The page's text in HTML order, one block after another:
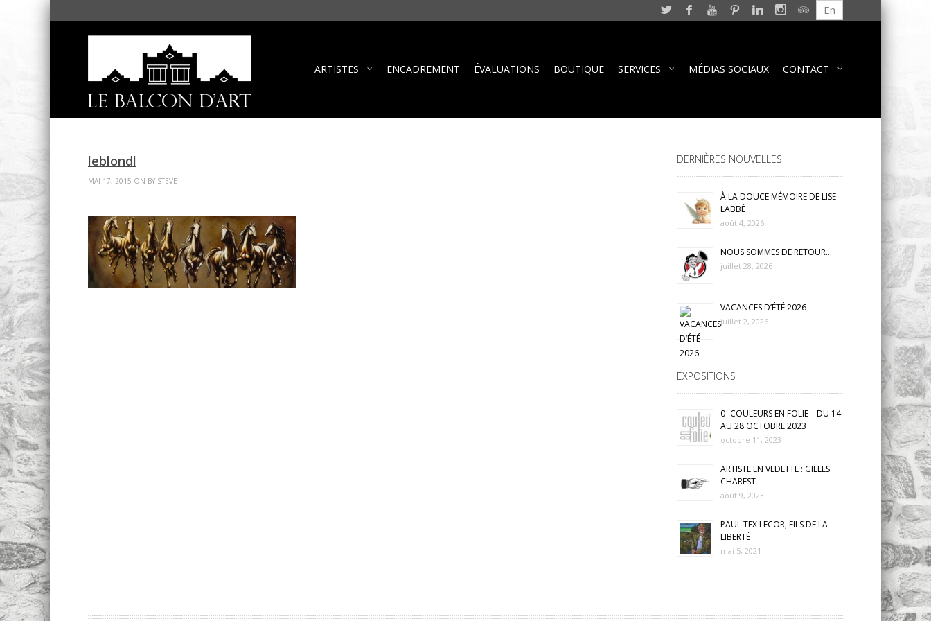
En
ARTISTES ENCADREMENT ÉVALUATIONS BOUTIQUE SERVICES MÉDIAS SOCIAUX CONTACT
leblondl
MAI 17, 2015 ON BY STEVE
DERNIÈRES NOUVELLES
À LA DOUCE MÉMOIRE DE LISE
LABBÉ
août 4, 2026
NOUS SOMMES DE RETOUR…
juillet 28, 2026
VACANCES D’ÉTÉ 2026
juillet 2, 2026
EXPOSITIONS
0- COULEURS EN FOLIE – DU 14
AU 28 OCTOBRE 2023
octobre 11, 2023
ARTISTE EN VEDETTE : GILLES
CHAREST
août 9, 2023
PAUL TEX LECOR, FILS DE LA
LIBERTÉ
mai 5, 2021